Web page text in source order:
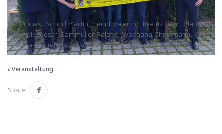
von links: Schroll Martin, Heindl Valentin, Kreutz Jean-Claude,
Templer Josef, Sammüller Roland, Wolfgang Christmann, Wild
Richard, Knöferle Lukas. Fotograph: Sämeier Stefan
#Veranstaltung
Share